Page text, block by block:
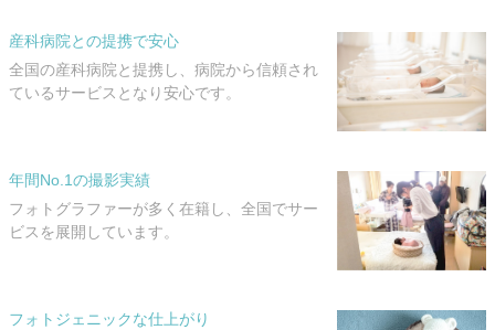
産科病院との提携で安心
全国の産科病院と提携し、病院から信頼され
ているサービスとなり安心です。
年間No.1の撮影実績
フォトグラファーが多く在籍し、全国でサー
ビスを展開しています。
フォトジェニックな仕上がり